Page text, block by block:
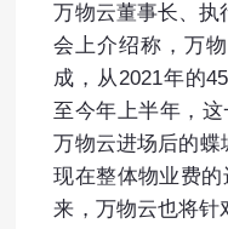
万物云董事长、执
会上介绍称，万
成，从2021年的
至今年上半年，
万物云进场后的蝶
现在整体物业费
来，万物云也将针